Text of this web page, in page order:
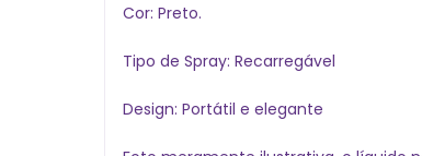
Cor: Preto.
Tipo de Spray: Recarregável
Design: Portátil e elegante